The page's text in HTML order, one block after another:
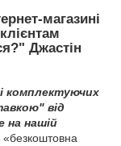
магазині
Джастін
комплектуючих
від
на нашій